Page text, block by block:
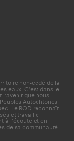
non-cédé de la
eaux. C’est dans le
l'avenir que nous
Autochtones
Le RQD reconnaît
et travaille
à l'écoute et en
de sa communauté.